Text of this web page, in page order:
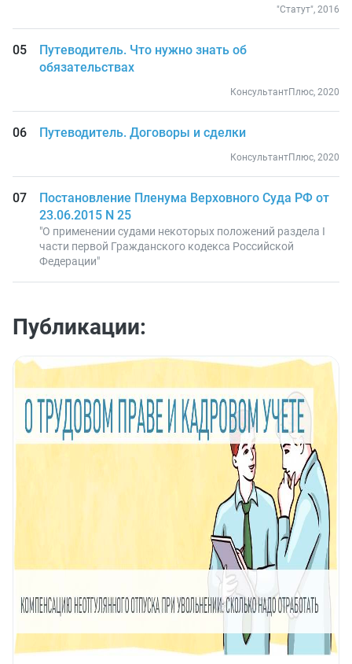
"Статут", 2016
Путеводитель. Что нужно знать об
обязательствах
КонсультантПлюс, 2020
Путеводитель. Договоры и сделки
КонсультантПлюс, 2020
Постановление Пленума Верховного Суда РФ от
23.06.2015 N 25
"О применении судами некоторых положений раздела I
части первой Гражданского кодекса Российской
Федерации"
Публикации: